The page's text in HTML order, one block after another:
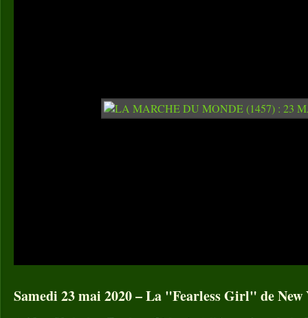
Samedi 23 mai 2020 – La "Fearless Girl" de New